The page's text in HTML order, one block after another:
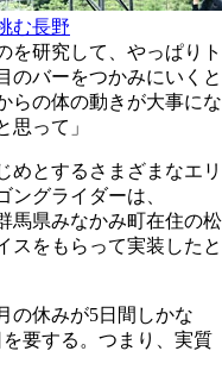
む長野
を研究して、やっぱりト
のバーをつかみにいくと
らの体の動きが大事にな
思って」
めとするさまざまなエリ
ングライダーは、
馬県みなかみ町在住の松
スをもらって実装したと
の休みが5日間しかな
要する。つまり、実質